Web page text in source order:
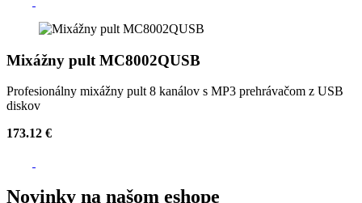
Mixážny pult MC8002QUSB
Profesionálny mixážny pult 8 kanálov s MP3 prehrávačom z USB
diskov
173.12 €
Novinky na našom eshope